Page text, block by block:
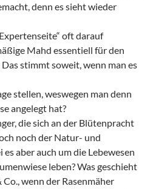
denn es sieht wieder
oft darauf
Mahd essentiell für den
stimmt soweit, wenn man es
stellen, weswegen man denn
angelegt hat?
die sich an der Blütenpracht
noch der Natur- und
aber auch um die Lebewesen
leben? Was geschieht
wenn der Rasenmäher